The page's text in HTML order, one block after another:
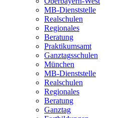
MB-Dienststelle
Realschulen
Regionales
Beratung
Praktikumsamt
Ganztagsschulen
München
MB-Dienststelle
Realschulen
Regionales
Beratung
Ganztag